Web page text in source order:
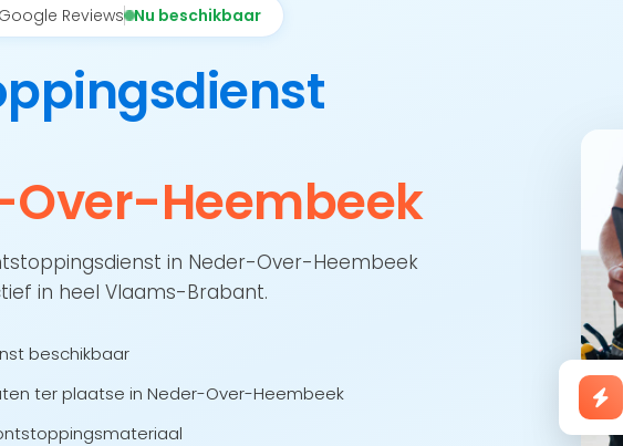
Google Reviews Nu beschikbaar
Over-Heembeek
in Neder-Over-Heembeek
in heel Vlaams-Brabant.
beschikbaar
ter plaatse in Neder-Over-Heembeek